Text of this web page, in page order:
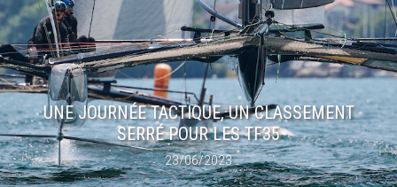
UNE JOURNÉE TACTIQUE, UN CLASSEMENT
SERRÉ POUR LES TF35
23/06/2023